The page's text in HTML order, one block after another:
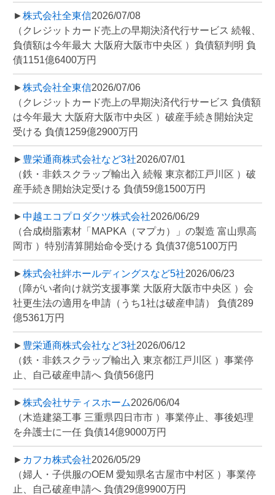
►株式会社全東信2026/07/08
（クレジットカード売上の早期決済代行サービス 続報、
負債額は今年最大 大阪府大阪市中央区 ）負債額判明 負
債1151億6400万円
►株式会社全東信2026/07/06
（クレジットカード売上の早期決済代行サービス 負債額
は今年最大 大阪府大阪市中央区 ）破産手続き開始決定
受ける 負債1259億2900万円
► 豊栄通商株式会社など3社2026/07/01
（鉄・非鉄スクラップ輸出入 続報 東京都江戸川区 ）破
産手続き開始決定受ける 負債59億1500万円
►中越エコプロダクツ株式会社2026/06/29
（合成樹脂素材「MAPKA（マプカ）」の製造 富山県高
岡市 ）特別清算開始命令受ける 負債37億5100万円
►株式会社絆ホールディングスなど5社2026/06/23
（障がい者向け就労支援事業 大阪府大阪市中央区 ）会
社更生法の適用を申請（うち1社は破産申請） 負債289
億5361万円
► 豊栄通商株式会社など3社2026/06/12
（鉄・非鉄スクラップ輸出入 東京都江戸川区 ）事業停
止、自己破産申請へ 負債56億円
►株式会社サティスホーム2026/06/04
（木造建築工事 三重県四日市市 ）事業停止、事後処理
を弁護士に一任 負債14億9000万円
► カフカ株式会社2026/05/29
（婦人・子供服のOEM 愛知県名古屋市中村区 ）事業停
止、自己破産申請へ 負債29億9900万円